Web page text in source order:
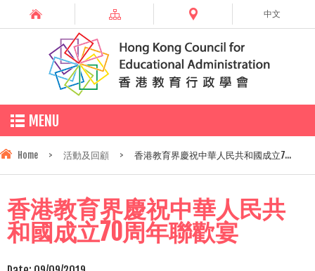
中文
MENU
Home > 活動及回顧 > 香港教育界慶祝中華人民共和國成立7...
香港教育界慶祝中華人民共
和國成立70周年聯歡宴